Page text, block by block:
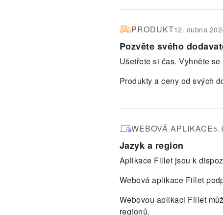
PRODUKT12. dubna
Pozvěte svého
Ušetřete si čas. Vyhněte
Produkty a ceny od svých
WEBOVÁ APLIKACE5.
Jazyk a region
Aplikace Fillet jsou k
Webová aplikace Fillet
Webovou aplikaci Fillet
regionů.